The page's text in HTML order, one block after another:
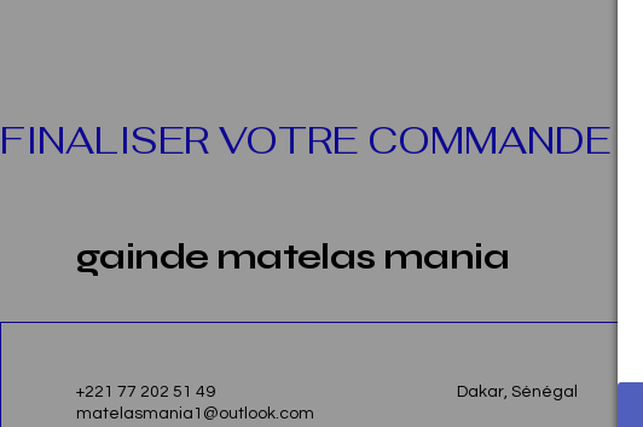
FINALISER VOTRE COMMANDE
gainde matelas mania
+221 77 202 51 49
matelasmania1@outlook.com
Dakar, Sénégal